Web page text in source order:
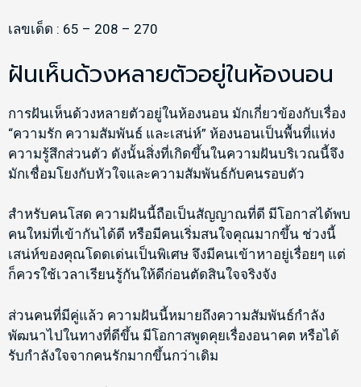
เลขเด็ด : 65 – 208 – 270
ฝันเห็นด้วงหลายตัวอยู่ในห้องนอน
การฝันเห็นด้วงหลายตัวอยู่ในห้องนอน มักเกี่ยวข้องกับเรื่อง
“ความรัก ความสัมพันธ์ และเสน่ห์” ห้องนอนเป็นพื้นที่แห่ง
ความรู้สึกส่วนตัว ดังนั้นสิ่งที่เกิดขึ้นในความฝันบริเวณนี้จึง
มักเชื่อมโยงกับหัวใจและความสัมพันธ์กับคนรอบตัว
สำหรับคนโสด ความฝันนี้ถือเป็นสัญญาณที่ดี มีโอกาสได้พบ
คนใหม่ที่เข้ากันได้ดี หรือมีคนเริ่มสนใจคุณมากขึ้น ช่วงนี้
เสน่ห์ของคุณโดดเด่นเป็นพิเศษ จึงมีคนเข้าหาอยู่เรื่อยๆ แต่
ก็ควรใช้เวลาเรียนรู้กันให้ดีก่อนตัดสินใจจริงจัง
ส่วนคนที่มีคู่แล้ว ความฝันนี้หมายถึงความสัมพันธ์กำลัง
พัฒนาไปในทางที่ดีขึ้น มีโอกาสพูดคุยเรื่องอนาคต หรือได้
รับกำลังใจจากคนรักมากขึ้นกว่าเดิม